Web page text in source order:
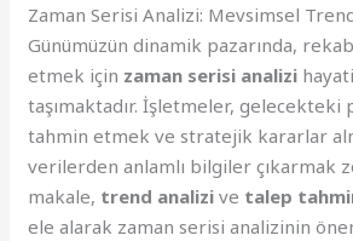
Zaman Serisi Analizi: Mevsimsel
Günümüzün dinamik pazarında,
etmek için zaman serisi analizi
taşımaktadır. İşletmeler, gelecekteki
tahmin etmek ve stratejik kararlar
verilerden anlamlı bilgiler çıkarmak
makale, trend analizi ve talep
ele alarak zaman serisi analizinin